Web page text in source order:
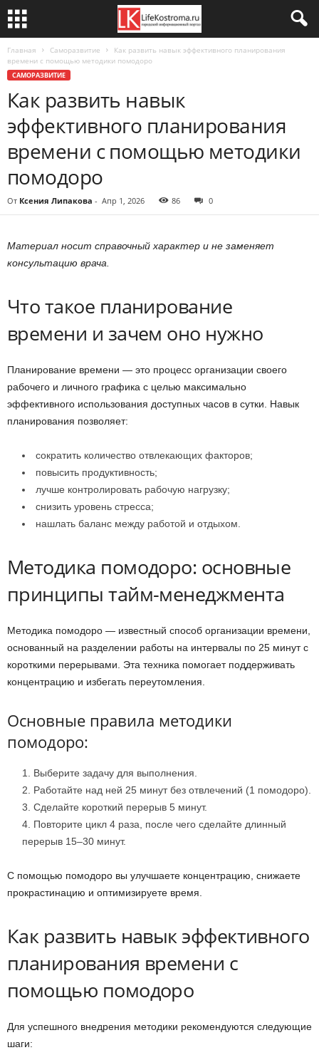
Главная Саморазвитие
Как развить навык эффективного планирования
времени с помощью методики помодоро
САМОРАЗВИТИЕ
Как развить навык
эффективного планирования
времени с помощью методики
помодоро
От Ксения Липакова - Апр 1, 2026 86 0
Материал носит справочный характер и не заменяет
консультацию врача.
Что такое планирование
времени и зачем оно нужно
Планирование времени — это процесс организации своего
рабочего и личного графика с целью максимально
эффективного использования доступных часов в сутки. Навык
планирования позволяет:
сократить количество отвлекающих факторов;
повысить продуктивность;
лучше контролировать рабочую нагрузку;
снизить уровень стресса;
нашлать баланс между работой и отдыхом.
Методика помодоро: основные
принципы тайм-менеджмента
Методика помодоро — известный способ организации времени,
основанный на разделении работы на интервалы по 25 минут с
короткими перерывами. Эта техника помогает поддерживать
концентрацию и избегать переутомления.
Основные правила методики
помодоро:
Выберите задачу для выполнения.
Работайте над ней 25 минут без отвлечений (1 помодоро).
Сделайте короткий перерыв 5 минут.
Повторите цикл 4 раза, после чего сделайте длинный
перерыв 15–30 минут.
С помощью помодоро вы улучшаете концентрацию, снижаете
прокрастинацию и оптимизируете время.
Как развить навык эффективного
планирования времени с
помощью помодоро
Для успешного внедрения методики рекомендуются следующие
шаги: